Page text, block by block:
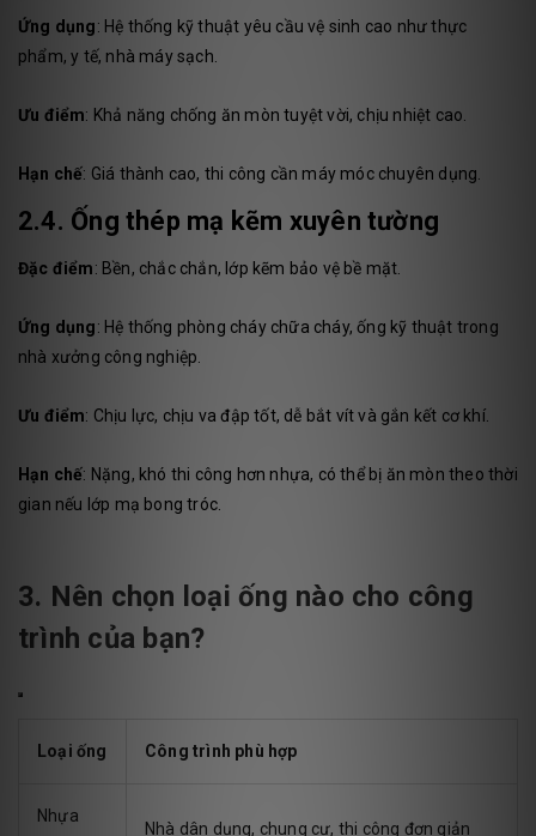
Ứng dụng: Hệ thống kỹ thuật yêu cầu vệ sinh cao như thực
phẩm, y tế, nhà máy sạch.
Ưu điểm: Khả năng chống ăn mòn tuyệt vời, chịu nhiệt cao.
Hạn chế: Giá thành cao, thi công cần máy móc chuyên dụng.
2.4. Ống thép mạ kẽm xuyên tường
Đặc điểm: Bền, chắc chắn, lớp kẽm bảo vệ bề mặt.
Ứng dụng: Hệ thống phòng cháy chữa cháy, ống kỹ thuật trong
nhà xưởng công nghiệp.
Ưu điểm: Chịu lực, chịu va đập tốt, dễ bắt vít và gắn kết cơ khí.
Hạn chế: Nặng, khó thi công hơn nhựa, có thể bị ăn mòn theo thời
gian nếu lớp mạ bong tróc.
3. Nên chọn loại ống nào cho công
trình của bạn?
Loại ống Công trình phù hợp
Nhựa
Nhà dân dụng, chung cư, thi công đơn giản